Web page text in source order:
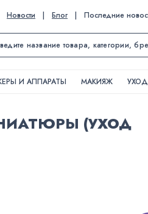
Новости | Блог | Последние
И АППАРАТЫ МАКИЯЖ
(УХОД